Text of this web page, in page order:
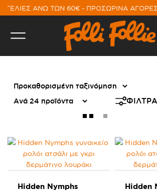
ΑΝΩ ΤΩΝ 60€ - ΠΡΟΣΩΡΙΝΑ
HIDDEN
ΦΙΛΤΡΑ
Hidden Nymphs
Hidden